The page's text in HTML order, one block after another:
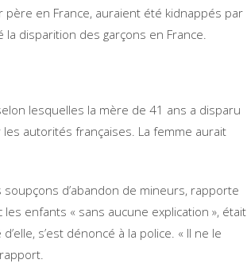
père en France, auraient été kidnappés par
disparition des garçons en France.
lesquelles la mère de 41 ans a disparu
autorités françaises. La femme aurait
d’abandon de mineurs, rapporte
enfants « sans aucune explication », était
s’est dénoncé à la police. « Il ne le